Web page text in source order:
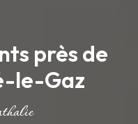
près de
le-Gaz